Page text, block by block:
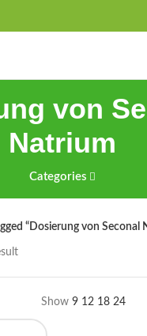
von
Natrium
Categories
“Dosierung von Seconal
Show 9 12 18 24